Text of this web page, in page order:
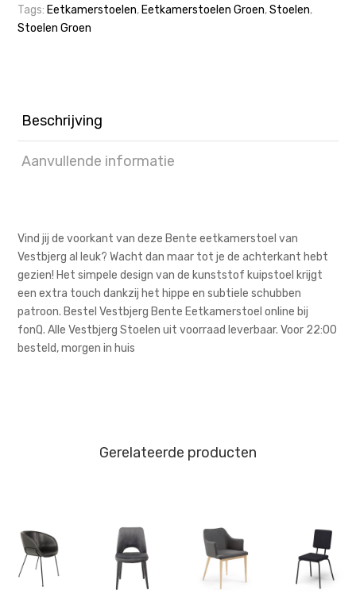
Tags: Eetkamerstoelen, Eetkamerstoelen Groen,Stoelen,
Stoelen Groen
Beschrijving
Aanvullende informatie
Vind jij de voorkant van deze Bente eetkamerstoel van
Vestbjerg al leuk? Wacht dan maar tot je de achterkant hebt
gezien! Het simpele design van de kunststof kuipstoel krijgt
een extra touch dankzij het hippe en subtiele schubben
patroon. Bestel Vestbjerg Bente Eetkamerstoel online bij
fonQ. Alle Vestbjerg Stoelen uit voorraad leverbaar. Voor 22:00
besteld, morgen in huis
Gerelateerde producten